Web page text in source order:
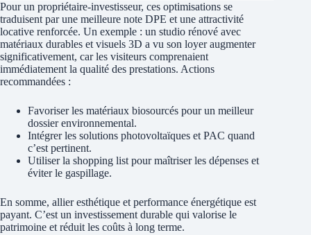
Pour un propriétaire-investisseur, ces optimisations se
traduisent par une meilleure note DPE et une attractivité
locative renforcée. Un exemple : un studio rénové avec
matériaux durables et visuels 3D a vu son loyer augmenter
significativement, car les visiteurs comprenaient
immédiatement la qualité des prestations. Actions
recommandées :
Favoriser les matériaux biosourcés pour un meilleur
dossier environnemental.
Intégrer les solutions photovoltaïques et PAC quand
c’est pertinent.
Utiliser la shopping list pour maîtriser les dépenses et
éviter le gaspillage.
En somme, allier esthétique et performance énergétique est
payant. C’est un investissement durable qui valorise le
patrimoine et réduit les coûts à long terme.